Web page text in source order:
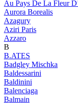
Au Pays De La Fleur
Aurora Borealis
Azagury
Aziri Paris
Azzaro
B
B.ATES
Badgley Mischka
Baldessarini
Baldinini
Balenciaga
Balmain